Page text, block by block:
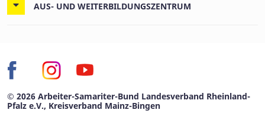
AUS- UND WEITERBILDUNGSZENTRUM
© 2026 Arbeiter-Samariter-Bund Landesverband Rheinland-
Pfalz e.V., Kreisverband Mainz-Bingen